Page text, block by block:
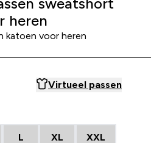
sweatshort
heren
katoen voor heren
Virtueel passen
L XL XXL